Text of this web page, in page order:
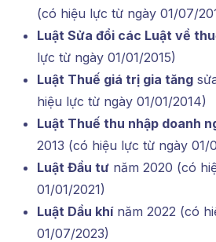
(có hiệu lực từ ngày 01/07/
Luật Sửa đổi các Luật về
lực từ ngày 01/01/2015)
Luật Thuế giá trị gia tăng
hiệu lực từ ngày 01/01/2014)
Luật Thuế thu nhập doanh
2013 (có hiệu lực từ ngày 01/
Luật Đầu tư năm 2020 (có
01/01/2021)
Luật Dầu khínăm 2022 (có
01/07/2023)